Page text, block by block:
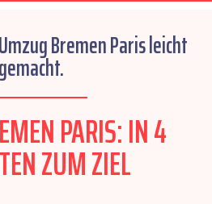
Bremen Paris leicht
gemacht.
PARIS: IN 4
ZUM ZIEL